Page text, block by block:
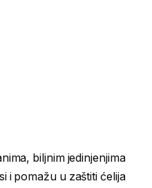
biljnim jedinjenjima
i pomažu u zaštiti ćelija